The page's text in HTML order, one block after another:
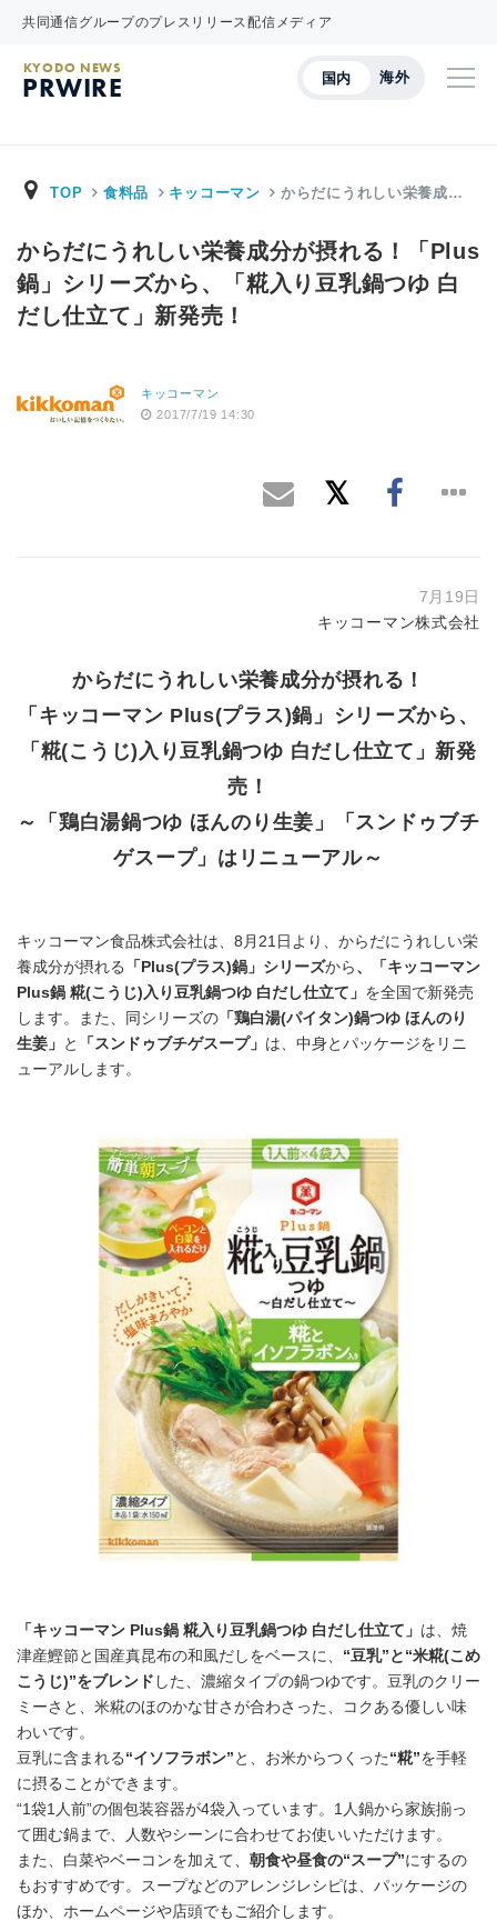
共同通信グループのプレスリリース配信メディア
国内 海外
KYODO NEWS
PRWIRE
TOP 食料品 キッコーマン からだにうれしい栄養成…
からだにうれしい栄養成分が摂れる！「Plus
鍋」シリーズから、「糀入り豆乳鍋つゆ 白
だし仕立て」新発売！
キッコーマン
2017/7/19 14:30
7月19日
キッコーマン株式会社
からだにうれしい栄養成分が摂れる！
「キッコーマン Plus(プラス)鍋」シリーズから、
「糀(こうじ)入り豆乳鍋つゆ 白だし仕立て」新発
売！
～「鶏白湯鍋つゆ ほんのり生姜」「スンドゥブチ
ゲスープ」はリニューアル～
キッコーマン食品株式会社は、8月21日より、からだにうれしい栄
養成分が摂れる
「Plus(プラス)鍋」シリーズから 、「キッコーマン
Plus鍋 糀(こうじ)入り豆乳鍋つゆ 白だし仕立て」 を全国で新発売
します。また、同シリーズの 「鶏白湯(パイタン)鍋つゆ ほんのり
生姜」 と 「スンドゥブチゲスープ」 は、中身とパッケージをリニ
ューアルします。
「キッコーマン Plus鍋 糀入り豆乳鍋つゆ 白だし仕立て」 は、焼
津産鰹節と国産真昆布の和風だしをベースに、 “豆乳”と“米糀(こめ
こうじ)”をブレンド した、濃縮タイプの鍋つゆです。豆乳のクリー
ミーさと、米糀のほのかな甘さが合わさった、コクある優しい味
わいです。
豆乳に含まれる “イソフラボン” と、お米からつくった “糀”を手軽
に摂ることができます。
“1袋1人前”の個包装容器が4袋入っています。1人鍋から家族揃っ
て囲む鍋まで、人数やシーンに合わせてお使いいただけます。
また、白菜やベーコンを加えて、 朝食や昼食の“スープ”にするの
もおすすめです。スープなどのアレンジレシピは、パッケージの
ほか、ホームページや店頭でもご紹介します。